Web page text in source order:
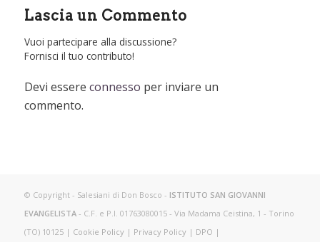
Lascia un Commento
Vuoi partecipare alla discussione?
Fornisci il tuo contributo!
Devi essere connesso per inviare un
commento.
© Copyright - Salesiani di Don Bosco - ISTITUTO SAN GIOVANNI
EVANGELISTA- C.F. e P.I. 01763080015 - Via Madama Ceistina, 1 - Torino
(TO) 10125 | Cookie Policy| Privacy Policy| DPO |